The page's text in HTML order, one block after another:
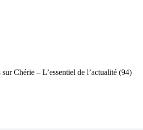
sur Chérie – L’essentiel de l’actualité (94)